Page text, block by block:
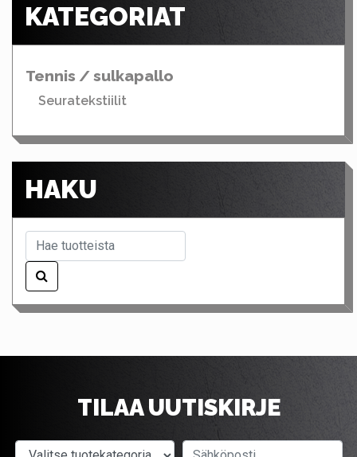
KATEGORIAT
Tennis / sulkapallo
Seuratekstiilit
HAKU
TILAA UUTISKIRJE
Valitse tuotekategoria